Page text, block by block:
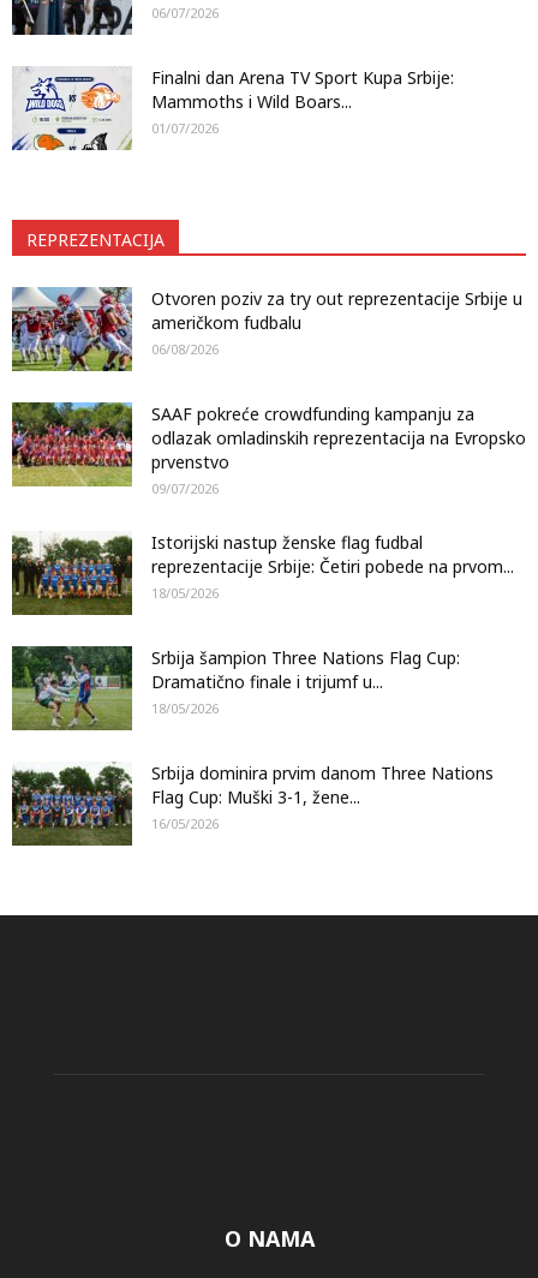
06/07/2026
Finalni dan Arena TV Sport Kupa Srbije:
Mammoths i Wild Boars...
01/07/2026
REPREZENTACIJA
Otvoren poziv za try out reprezentacije Srbije u
američkom fudbalu
06/08/2026
SAAF pokreće crowdfunding kampanju za
odlazak omladinskih reprezentacija na Evropsko
prvenstvo
09/07/2026
Istorijski nastup ženske flag fudbal
reprezentacije Srbije: Četiri pobede na prvom...
18/05/2026
Srbija šampion Three Nations Flag Cup:
Dramatično finale i trijumf u...
18/05/2026
Srbija dominira prvim danom Three Nations
Flag Cup: Muški 3-1, žene...
16/05/2026
O NAMA